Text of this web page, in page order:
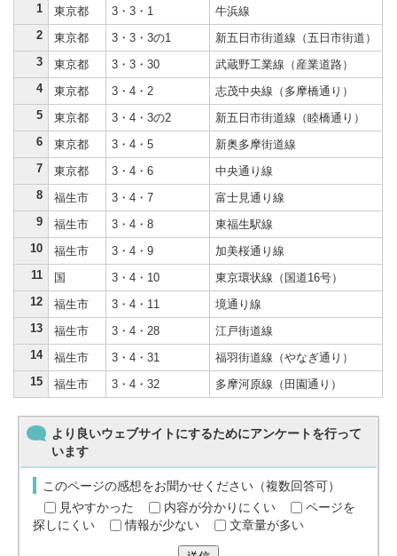
1
東京都 3・3・1
牛浜線
2
東京都 3・3・3の1
新五日市街道線（五日市街道）
3
東京都 3・3・30
武蔵野工業線（産業道路）
4
東京都 3・4・2
志茂中央線（多摩橋通り）
5
東京都 3・4・3の2
新五日市街道線（睦橋通り）
6
東京都 3・4・5
新奥多摩街道線
7
東京都 3・4・6
中央通り線
8
福生市 3・4・7
富士見通り線
9
福生市 3・4・8
東福生駅線
10
福生市 3・4・9
加美桜通り線
11
国 3・4・10
東京環状線（国道16号）
12
福生市 3・4・11
境通り線
13
福生市 3・4・28
江戸街道線
14
福生市 3・4・31
福羽街道線（やなぎ通り）
15
福生市 3・4・32 多摩河原線（田園通り）
より良いウェブサイトにするためにアンケートを行って
います
このページの感想をお聞かせください（複数回答可）
見やすかった
内容が分かりにくい
ページを
探しにくい
情報が少ない 文章量が多い